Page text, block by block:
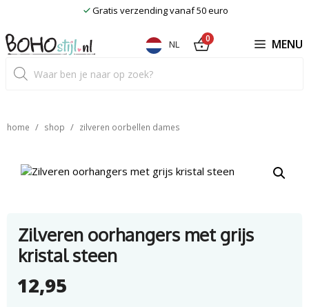
de
inhoud
Gratis verzending vanaf 50 euro
zoeken
NL 0 MENU
home / shop / zilveren oorbellen dames
Zilveren oorhangers met grijs
kristal steen
12,95